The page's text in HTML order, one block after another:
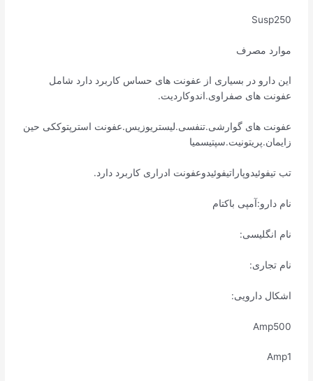
Susp250
موارد مصرف
این دارو در بسیاری از عفونت های حساس کاربرد دارد شامل
عفونت های صفراوی.اندوکاردیت.
عفونت های گوارشی.تنفسی.لیستریوزیس.عفونت استرپتوککی حین
زایمان.پریتونیت.سپتیسمیا
تب تیفوئیدوپاراتیفوئیدوعفونت ادراری کاربرد دارد.
نام دارو:آمپی باکتام
نام انگلیسی:
نام تجاری:
اشکال دارویی:
Amp500
Amp1